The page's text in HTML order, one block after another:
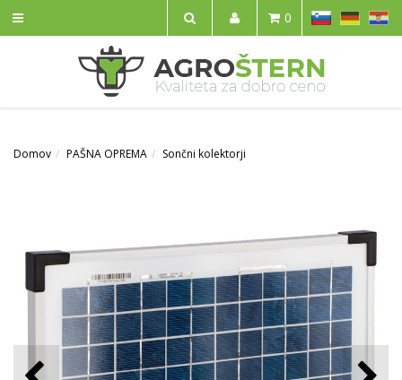
IŠČI
SL HR
0
Domov PAŠNA OPREMA Sončni kolektorji